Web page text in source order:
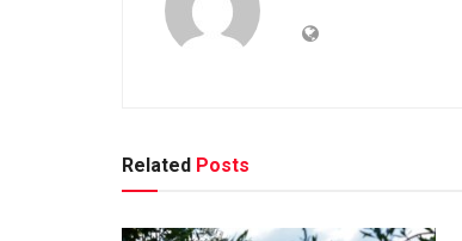
Related Posts